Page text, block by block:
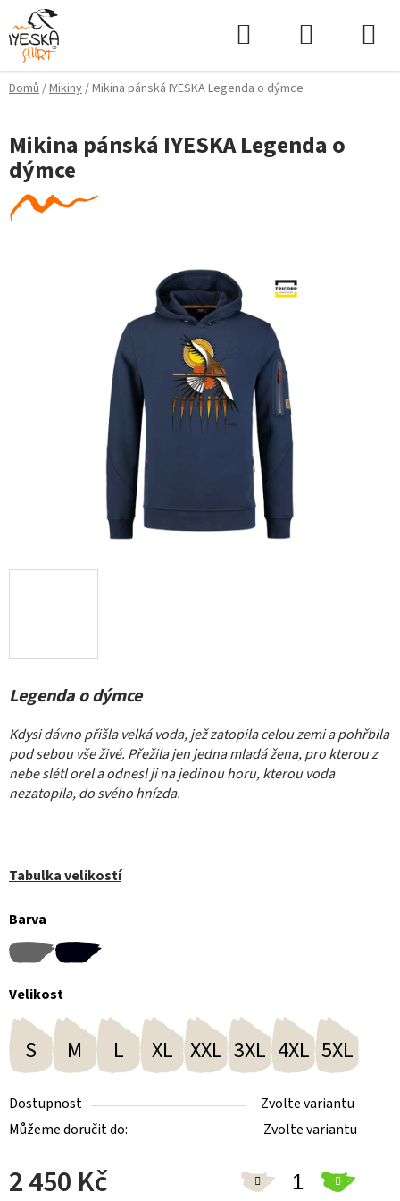
Přejít
na
obsah
Domů/Mikiny/Mikina pánská IYESKA Legenda o dýmce
Legenda o dýmce
Kdysi dávno přišla velká voda, jež zatopila celou zemi a pohřbila
pod sebou vše živé. Přežila jen jedna mladá žena, pro kterou z
nebe slétl orel a odnesl ji na jedinou horu, kterou voda
nezatopila, do svého hnízda.
Tabulka velikostí
Barva
Velikost
S M L XL XXL 3XL 4XL 5XL
Dostupnost
Zvolte variantu
Můžeme doručit do:
Zvolte variantu
2 450 Kč
Mikina pánská IYESKA Legenda o
dýmce